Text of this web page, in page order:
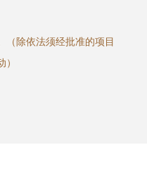
（除依法须经批准的项目